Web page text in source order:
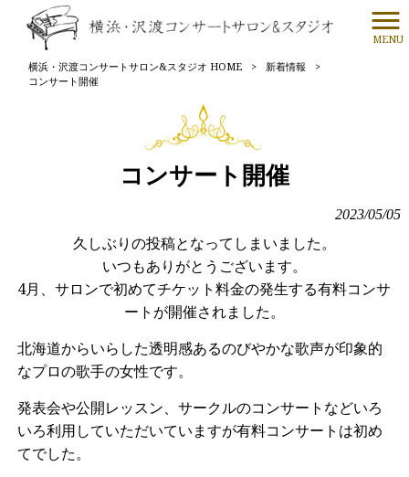
MENU
横浜・沢渡コンサートサロン&スタジオ HOME > 新着情報
>
コンサート開催
コンサート開催
2023/05/05
久しぶりの投稿となってしまいました。
いつもありがとうございます。
4月、サロンで初めてチケット料金の発生する有料コンサ
ートが開催されました。
北海道からいらした透明感あるのびやかな歌声が印象的
なプロの歌手の女性です。
発表会や公開レッスン、サークルのコンサートなどいろ
いろ利用していただいていますが有料コンサートは初め
てでした。